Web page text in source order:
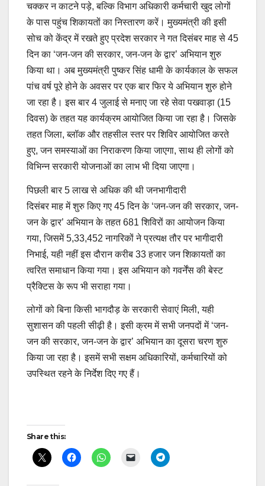
चक्कर न काटने पड़े, बल्कि विभाग अधिकारी कर्मचारी खुद लोगों
के पास पहुंच शिकायतों का निस्तारण करें। मुख्यमंत्री की इसी
सोच को केंद्र में रखते हुए प्रदेश सरकार ने गत दिसंबर माह से 45
दिन का ‘जन-जन की सरकार, जन-जन के द्वार’ अभियान शुरु
किया था। अब मुख्यमंत्री पुष्कर सिंह धामी के कार्यकाल के सफल
पांच वर्ष पूरे होने के अवसर पर एक बार फिर ये अभियान शुरु होने
जा रहा है। इस बार 4 जुलाई से मनाए जा रहे सेवा पखवाड़ा (15
दिवस) के तहत यह कार्यक्रम आयोजित किया जा रहा है। जिसके
तहत जिला, ब्लॉक और तहसील स्तर पर शिविर आयोजित करते
हुए, जन समस्याओं का निराकरण किया जाएगा, साथ ही लोगों को
विभिन्न सरकारी योजनाओं का लाभ भी दिया जाएगा।
पिछली बार 5 लाख से अधिक की थी जनभागीदारी
दिसंबर माह में शुरु किए गए 45 दिन के ‘जन-जन की सरकार, जन-
जन के द्वार’ अभियान के तहत 681 शिविरों का आयोजन किया
गया, जिसमें 5,33,452 नागरिकों ने प्रत्यक्ष तौर पर भागीदारी
निभाई, यही नहीं इस दौरान करीब 33 हजार जन शिकायतों का
त्वरित समाधान किया गया। इस अभियान को गवर्नेंस की बेस्ट
प्रैक्टिस के रूप भी सराहा गया।
लोगों को बिना किसी भागदौड़ के सरकारी सेवाएं मिली, यही
सुशासन की पहली सीढ़ी है। इसी क्रम में सभी जनपदों में ‘जन-
जन की सरकार, जन-जन के द्वार’ अभियान का दूसरा चरण शुरु
किया जा रहा है। इसमें सभी सक्षम अधिकारियों, कर्मचारियों को
उपस्थित रहने के निर्देश दिए गए हैं।
Post
navigation
Share this: